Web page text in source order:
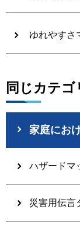
ゆれやすさ
同じカテ
家庭にお
ハザードマ
災害用伝言